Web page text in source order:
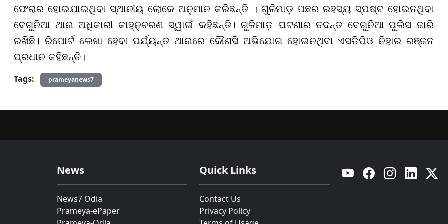
ଫେରାର ହୋଇଯାଇଥିବା ସ୍ଥାନୀୟ ଲୋକେ ଅନୁମାନ କରିଛନ୍ତି । ଗୁଳିମାଡ଼ ପଛର ରହସ୍ୟ ସ୍ପଷ୍ଟ ହୋଇନଥିବା
ବେଗୁନିଆ ଥାନା ଅଧିକାରୀ କାହ୍ନୁଚରଣ ସ୍ୱାଇଁ କହିଛନ୍ତି। ଗୁଳିମାଡ଼ ଘଟଣାର ତଦନ୍ତ ବେଗୁନିଆ ପୁଲିସ ଜାରି
ରଖିଛି। ରିପୋର୍ଟ ଲେଖା ହେବା ପର୍ଯ୍ୟନ୍ତ ଥାନାରେ କୌଣସି ଅଭିଯୋଗ ହୋଇନଥିବା ଏସଡିପିଓ ନିହାର ରଞ୍ଜନ
ପ୍ରଧାନ କହିଛନ୍ତି।
Tags:
prameyanews7
News
News7 Odia
Prameya-ePaper
Quick Links
Contact Us
Privacy Policy
YouTube Facebook Instagram